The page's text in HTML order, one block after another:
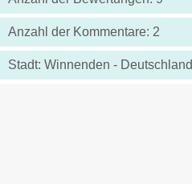
Anzahl der Kommentare: 2
Stadt: Winnenden - Deutschland